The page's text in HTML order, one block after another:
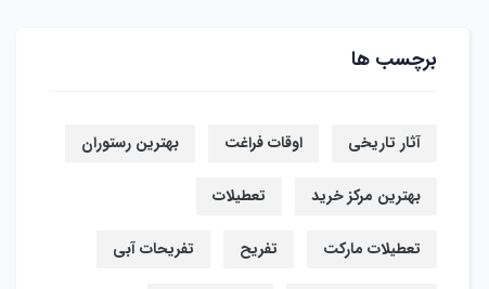
برچسب ها
آثار تاریخی اوقات فراغت بهترین رستوران
بهترین مرکز خرید تعطیلات
تعطیلات مارکت تفریح تفریحات آبی